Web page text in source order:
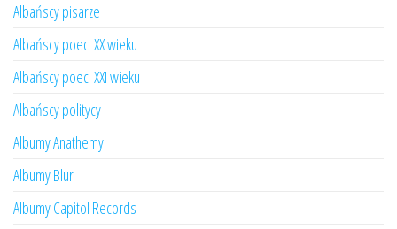
Albańscy pisarze
Albańscy poeci XX wieku
Albańscy poeci XXI wieku
Albańscy politycy
Albumy Anathemy
Albumy Blur
Albumy Capitol Records